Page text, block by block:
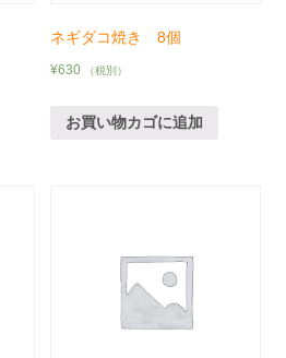
ネギダコ焼き 8個
¥630 （税別）
お買い物カゴに追加